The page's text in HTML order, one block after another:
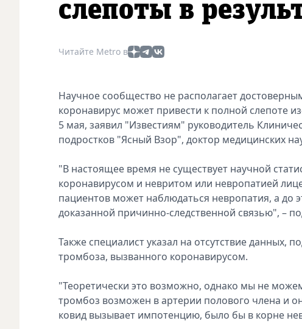
слепоты в
Читайте Metro в
Научное сообщество не располагает
коронавирус может привести к полной слепоте
5 мая, заявил "Известиям" руководитель
подростков "Ясный Взор", доктор медицинских
"В настоящее время не существует научной
коронавирусом и невритом или невропатией
пациентов может наблюдаться невропатия, а до
доказанной причинно-следственной связью", –
Также специалист указал на отсутствие данных,
тромбоза, вызванного коронавирусом.
"Теоретически это возможно, однако мы не
тромбоз возможен в артерии полового члена и
ковид вызывает импотенцию, было бы в корне